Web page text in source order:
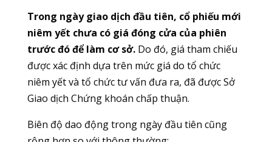
Trong ngày giao dịch đầu tiên, cổ phiếu mới
niêm yết chưa có giá đóng cửa của phiên
trước đó để làm cơ sở.Do đó, giá tham chiếu
được xác định dựa trên mức giá do tổ chức
niêm yết và tổ chức tư vấn đưa ra, đã được Sở
Giao dịch Chứng khoán chấp thuận.
Biên độ dao động trong ngày đầu tiên cũng